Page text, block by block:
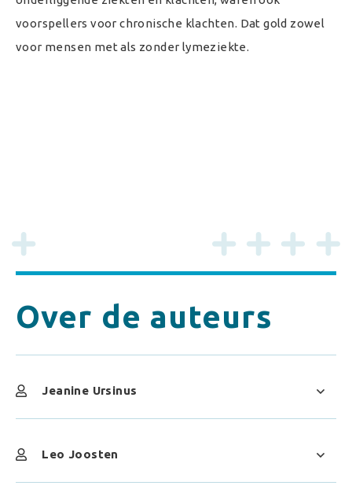
voorspellers voor chronische klachten. Dat gold zowel
voor mensen met als zonder lymeziekte.
Over de auteurs
Jeanine Ursinus
Leo Joosten